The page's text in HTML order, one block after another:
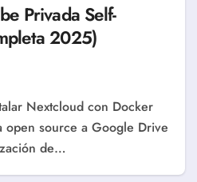
Privada Self-
2025)
open source a Google Drive
de…